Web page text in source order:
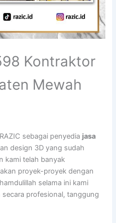
Kontraktor
Mewah
sebagai penyedia jasa
design 3D yang sudah
kami telah banyak
proyek-proyek dengan
selama ini kami
profesional, tanggung